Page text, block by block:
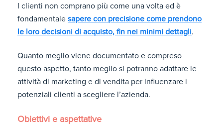
I clienti non comprano più come una volta ed è
fondamentale sapere con precisione come prendono
le loro decisioni di acquisto, fin nei minimi dettagli.
Quanto meglio viene documentato e compreso
questo aspetto, tanto meglio si potranno adattare le
attività di marketing e di vendita per influenzare i
potenziali clienti a scegliere l’azienda.
Obiettivi e aspettative